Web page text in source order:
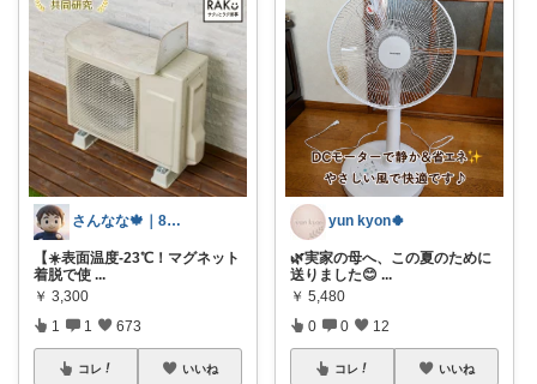
さんなな🍁｜8月朝コレチャレンジ🌞
【☀️表面温度-23℃！マグネット
着脱で使 ...
￥ 3,300
1 1 673
コレ いいね
yun kyon🍀
🌿実家の母へ、この夏のために
送りました😊 ...
￥ 5,480
0 0 12
コレ いいね